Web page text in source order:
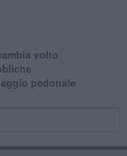
volto
pedonale